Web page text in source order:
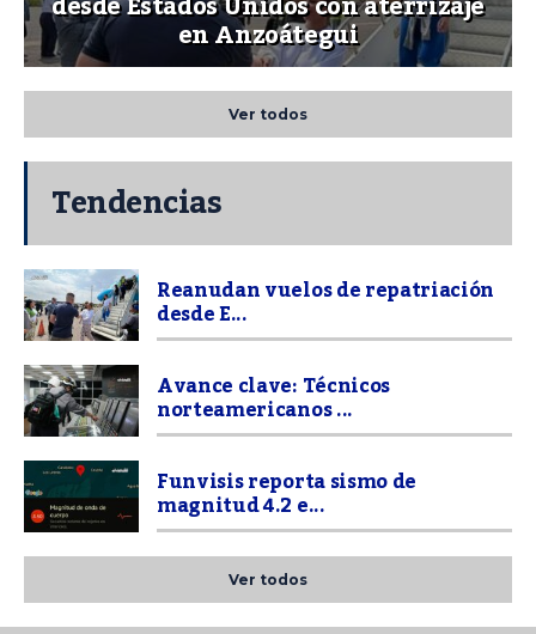
en Anzoátegui
Ver todos
Tendencias
Reanudan vuelos de repatriación
desde E...
Avance clave: Técnicos
norteamericanos ...
Funvisis reporta sismo de
magnitud 4.2 e...
Ver todos